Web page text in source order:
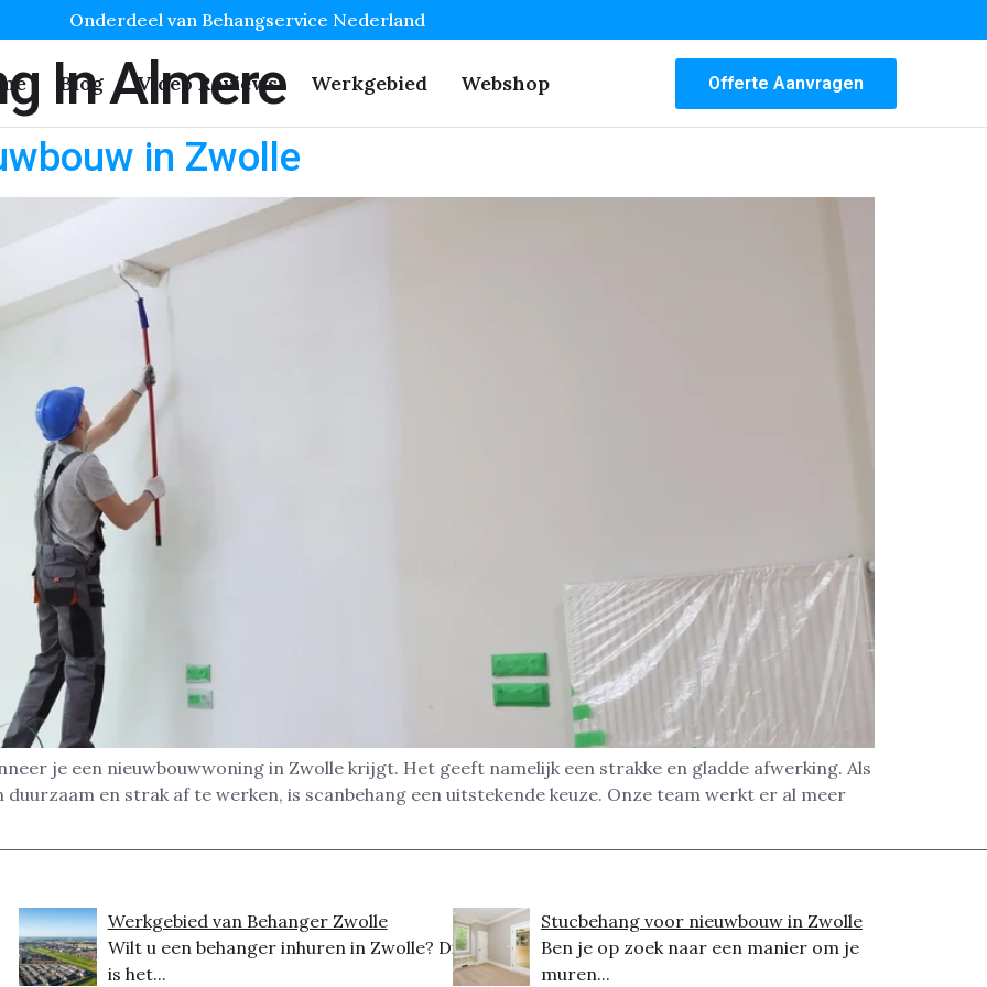
Onderdeel van Behangservice Nederland
Blog Video Reviews Werkgebied Webshop Offerte Aanvragen
In Almere
in Zwolle
je een nieuwbouwwoning in Zwolle krijgt. Het geeft namelijk een strakke en gladde afwerking. Als
en strak af te werken, is scanbehang een uitstekende keuze. Onze team werkt er al meer
Werkgebied van Behanger Zwolle
Wilt u een behanger inhuren in Zwolle? Dit
is het...
Stucbehang voor nieuwbouw in Zwolle
Ben je op zoek naar een manier om je
muren...